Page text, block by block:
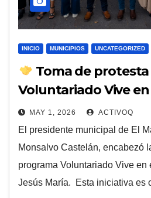
INICIO MUNICIPIOS UNCATEGORIZED
Toma de
Voluntariado Vive
MAY 1, 2026 ACTIVOQ
El presidente municipal de El
Monsalvo Castelán, encabezó
programa Voluntariado Vive
Jesús María. Esta iniciativa es